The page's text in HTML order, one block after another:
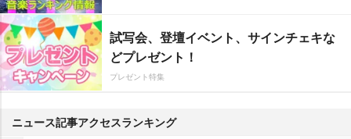
試写会、登壇イベント、サインチェキな
どプレゼント！
プレゼント特集
ニュース記事アクセスランキング